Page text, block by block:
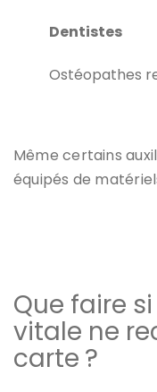
Dentistes
Ostéopathes
Même certains
équipés de
Que faire
vitale ne
carte ?